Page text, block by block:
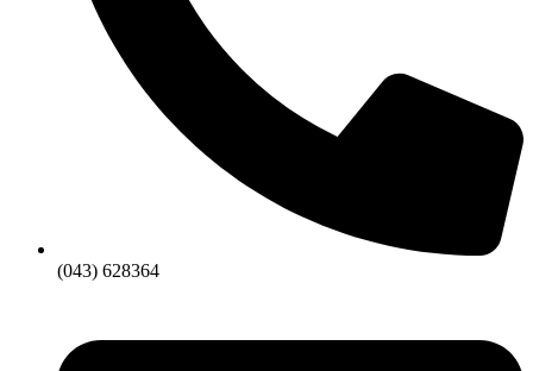
(043) 628364